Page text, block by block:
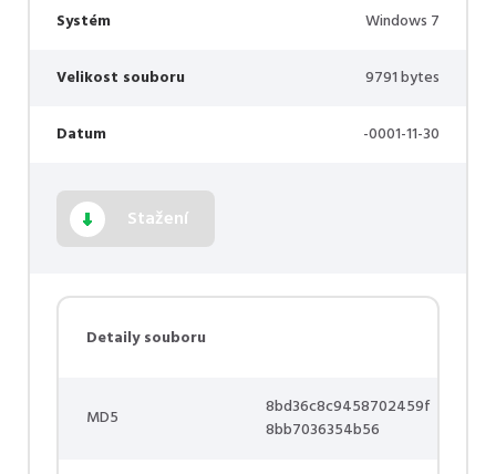
Systém Windows 7
Velikost souboru 9791 bytes
Datum -0001-11-30
Stažení
Detaily souboru
MD5
8bd36c8c9458702459f
8bb7036354b56